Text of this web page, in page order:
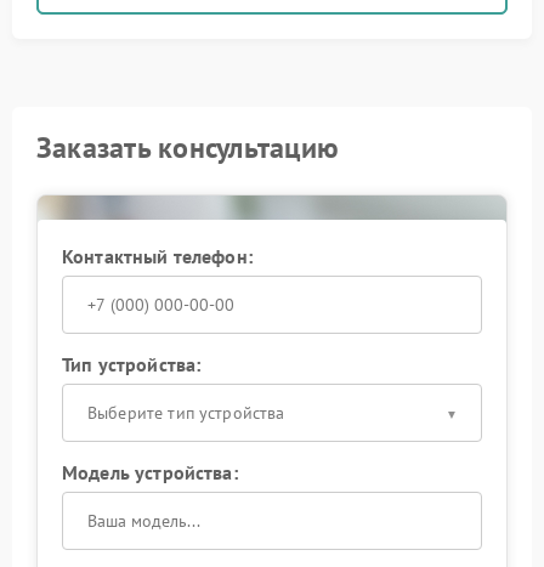
Заказать консультацию
Контактный телефон:
Тип устройства:
Выберите тип устройства
Модель устройства: